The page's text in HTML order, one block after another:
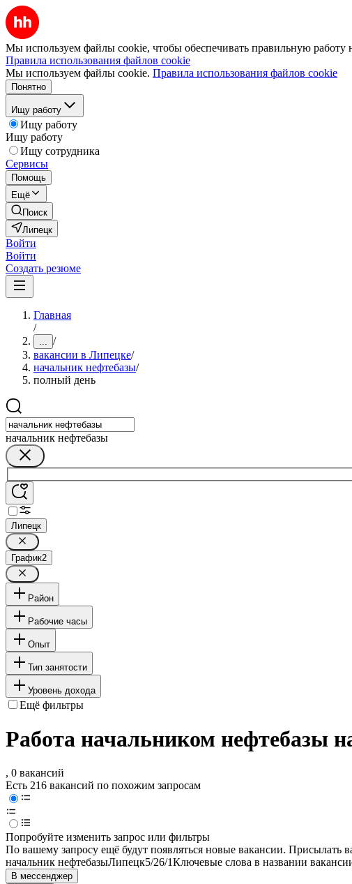
Мы используем файлы cookie, чтобы обеспечивать правильную работу
Правила использования файлов cookie
Мы используем файлы cookie. Правила использования файлов cookie
Понятно
Ищу работу
Ищу работу
Ищу работу
Ищу сотрудника
Сервисы
Помощь
Ещё
Поиск
Липецк
Войти
Войти
Создать резюме
Главная
/
... /
вакансии в Липецке/
начальник нефтебазы/
полный день
начальник нефтебазы
Липецк
График2
Район
Рабочие часы
Опыт
Тип занятости
Уровень дохода
Ещё фильтры
Работа начальником нефтебазы
, 0 вакансий
Есть 216 вакансий по похожим запросам
Попробуйте изменить запрос или фильтры
По вашему запросу ещё будут появляться новые вакансии. Присылать
начальник нефтебазыЛипецк5/26/1Ключевые слова в названии
В мессенджер